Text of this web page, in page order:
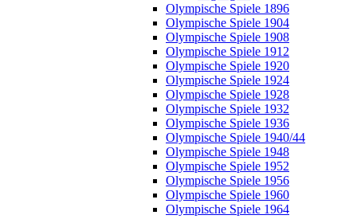
Olympische Spiele 1896
Olympische Spiele 1904
Olympische Spiele 1908
Olympische Spiele 1912
Olympische Spiele 1920
Olympische Spiele 1924
Olympische Spiele 1928
Olympische Spiele 1932
Olympische Spiele 1936
Olympische Spiele 1940/44
Olympische Spiele 1948
Olympische Spiele 1952
Olympische Spiele 1956
Olympische Spiele 1960
Olympische Spiele 1964